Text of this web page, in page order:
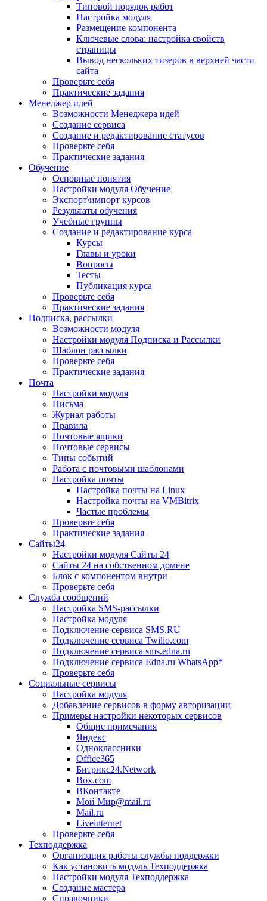
Типовой порядок работ
Настройка модуля
Размещение компонента
Ключевые слова: настройка свойств
страницы
Вывод нескольких тизеров в верхней части
сайта
Проверьте себя
Практические задания
Менеджер идей
Возможности Менеджера идей
Создание сервиса
Создание и редактирование статусов
Проверьте себя
Практические задания
Обучение
Основные понятия
Настройки модуля Обучение
Экспорт\импорт курсов
Результаты обучения
Учебные группы
Создание и редактирование курса
Курсы
Главы и уроки
Вопросы
Тесты
Публикация курса
Проверьте себя
Практические задания
Подписка, рассылки
Возможности модуля
Настройки модуля Подписка и Рассылки
Шаблон рассылки
Проверьте себя
Практические задания
Почта
Настройки модуля
Письма
Журнал работы
Правила
Почтовые ящики
Почтовые сервисы
Типы событий
Работа с почтовыми шаблонами
Настройка почты
Настройка почты на Linux
Настройка почты на VMBitrix
Частые проблемы
Проверьте себя
Практические задания
Сайты24
Настройки модуля Сайты 24
Сайты 24 на собственном домене
Блок с компонентом внутри
Проверьте себя
Служба сообщений
Настройка SMS-рассылки
Настройка модуля
Подключение сервиса SMS.RU
Подключение сервиса Twilio.com
Подключение сервиса sms.edna.ru
Подключение сервиса Edna.ru WhatsApp*
Проверьте себя
Социальные сервисы
Настройка модуля
Добавление сервисов в форму авторизации
Примеры настройки некоторых сервисов
Общие примечания
Яндекс
Одноклассники
Office365
Битрикс24.Network
Box.com
ВКонтакте
Мой Мир@mail.ru
Mail.ru
Liveinternet
Проверьте себя
Техподдержка
Организация работы службы поддержки
Как установить модуль Техподдержка
Настройки модуля Техподдержка
Создание мастера
Справочники